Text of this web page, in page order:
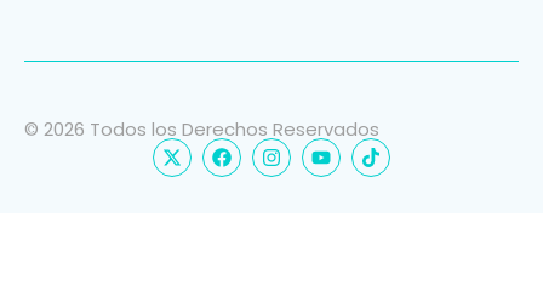
© 2026 Todos los Derechos Reservados